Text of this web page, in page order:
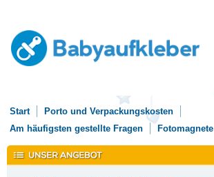
Start
Porto und Verpackungskosten
Am häufigsten gestellte Fragen
Fotomagnete